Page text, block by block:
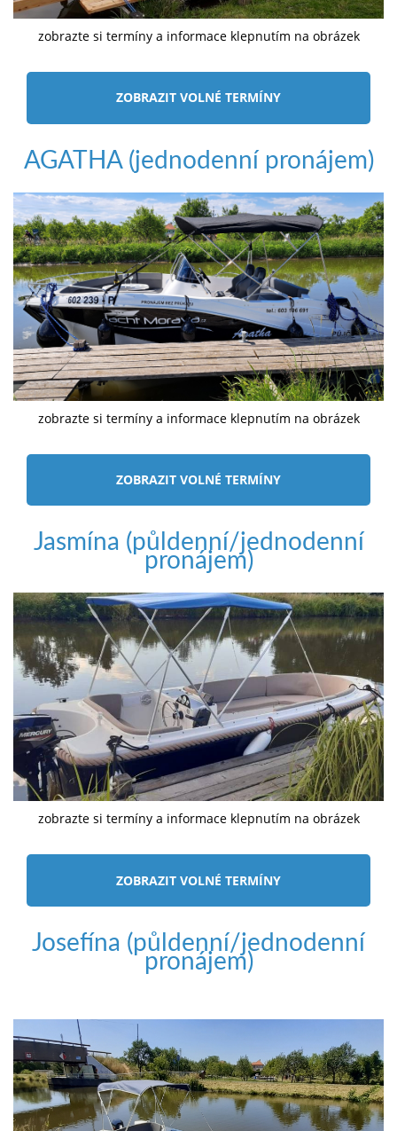
zobrazte si termíny a informace klepnutím na obrázek
ZOBRAZIT VOLNÉ TERMÍNY
AGATHA (jednodenní pronájem)
zobrazte si termíny a informace klepnutím na obrázek
ZOBRAZIT VOLNÉ TERMÍNY
Jasmína (půldenní/jednodenní
pronájem)
zobrazte si termíny a informace klepnutím na obrázek
ZOBRAZIT VOLNÉ TERMÍNY
Josefína (půldenní/jednodenní
pronájem)